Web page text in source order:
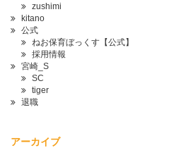
zushimi
kitano
公式
ねお保育ぼっくす【公式】
採用情報
宮崎_S
SC
tiger
退職
アーカイブ